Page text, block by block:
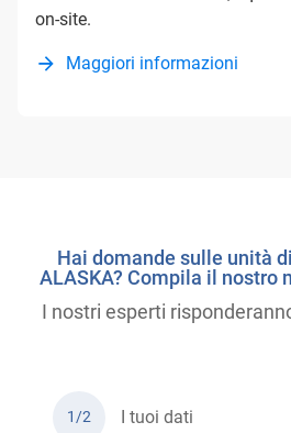
on-site.
Maggiori informazioni
Hai domande sulle unità
ALASKA? Compila il nostro
I nostri esperti
1/2 I tuoi dati